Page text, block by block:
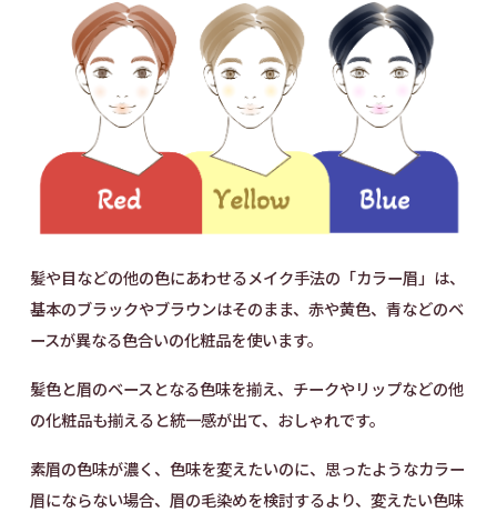
髪や目などの他の色にあわせるメイク手法の「カラー眉」は、
基本のブラックやブラウンはそのまま、赤や黄色、青などのベ
ースが異なる色合いの化粧品を使います。
髪色と眉のベースとなる色味を揃え、チークやリップなどの他
の化粧品も揃えると統一感が出て、おしゃれです。
素眉の色味が濃く、色味を変えたいのに、思ったようなカラー
眉にならない場合、眉の毛染めを検討するより、変えたい色味